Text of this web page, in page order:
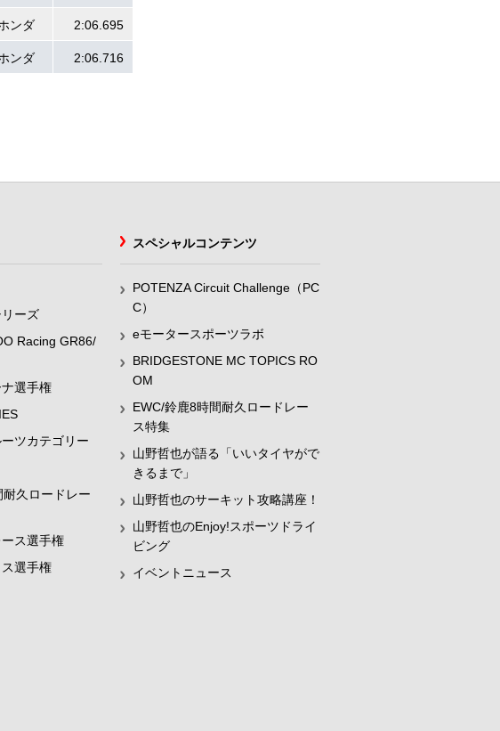
ンダ 2:06.695
ンダ 2:06.716
ーズ
Racing GR86/
選手権
ツカテゴリー
久ロードレー
ス選手権
選手権
スペシャルコンテンツ
POTENZA Circuit Challenge（PC
C）
eモータースポーツラボ
BRIDGESTONE MC TOPICS RO
OM
EWC/鈴鹿8時間耐久ロードレー
ス特集
山野哲也が語る「いいタイヤがで
きるまで」
山野哲也のサーキット攻略講座！
山野哲也のEnjoy!スポーツドライ
ビング
イベントニュース